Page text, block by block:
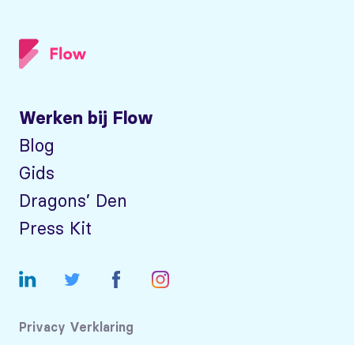
Werken bij Flow
Blog
Gids
Dragons’ Den
Press Kit
Privacy Verklaring